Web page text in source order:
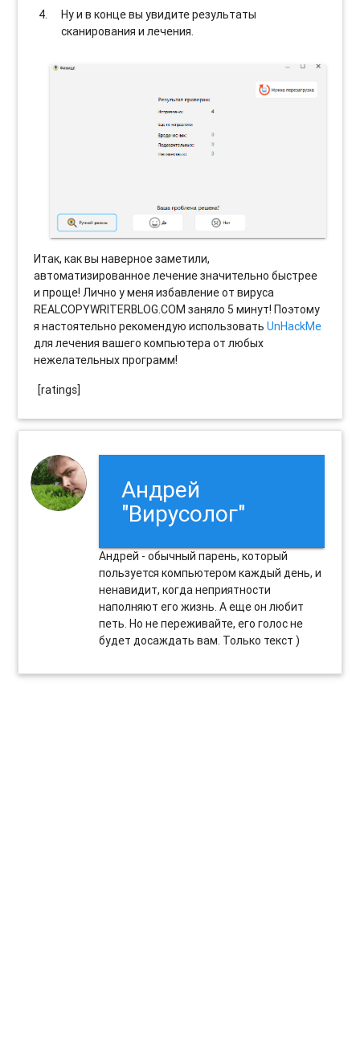
Ну и в конце вы увидите результаты
сканирования и лечения.
Итак, как вы наверное заметили,
автоматизированное лечение значительно быстрее
и проще! Лично у меня избавление от вируса
REALCOPYWRITERBLOG.COM заняло 5 минут! Поэтому
я настоятельно рекомендую использоватьUnHackMe
для лечения вашего компьютера от любых
нежелательных программ!
[ratings]
Андрей
"Вирусолог"
Андрей - обычный парень, который
пользуется компьютером каждый день, и
ненавидит, когда неприятности
наполняют его жизнь. А еще он любит
петь. Но не переживайте, его голос не
будет досаждать вам. Только текст )